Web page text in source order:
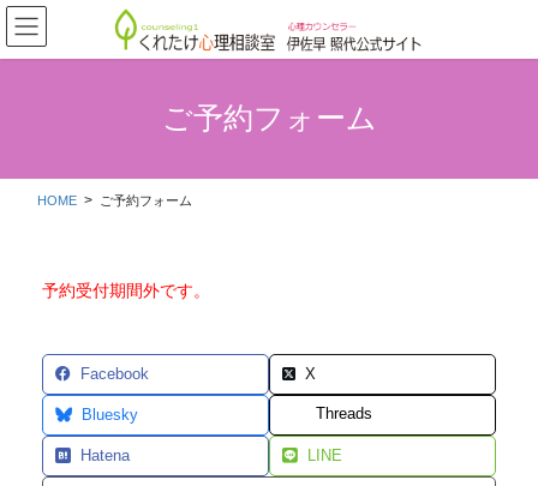
コ
ン
テ
ナ
ビ
ゲ
ご予約フォーム
HOME ご予約フォーム
予約受付期間外です。
Facebook X
Bluesky Threads
Hatena LINE